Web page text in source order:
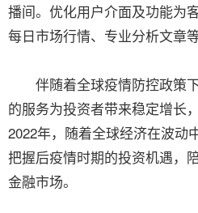
播间。优化用户介面及功能为
每日市场行情、专业分析文章等
伴随着全球疫情防控政策
的服务为投资者带来稳定增长
2022年，随着全球经济在波动
把握后疫情时期的投资机遇，
金融市场。